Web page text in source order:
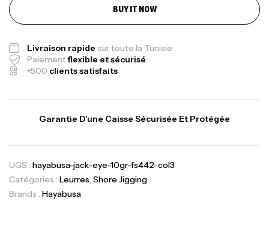
BUY IT NOW
Livraison rapide sur toute la Tunisie
Paiementflexible et sécurisé
+500 clients satisfaits
Garantie D’une Caisse Sécurisée Et Protégée
UGS : hayabusa-jack-eye-10gr-fs442-col3
Catégories : Leurres, Shore Jigging
Brands : Hayabusa